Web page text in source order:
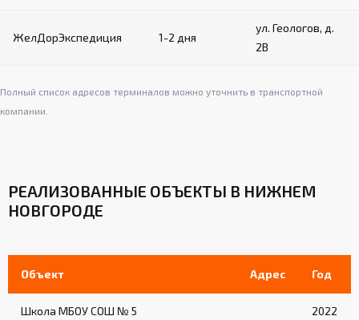
Крепление на канатах с помощью застежек
на ленте «велькро»
Талрепы для регулировки натяжения
ЖелДорЭкспедиция 1-2 дня
ул. Геологов, д.
2В
Полный список адресов терминалов можно уточнить в транспортной
компании.
РЕАЛИЗОВАННЫЕ ОБЪЕКТЫ В НИЖНЕМ
НОВГОРОДЕ
Объект Адрес Год
Школа МБОУ СОШ № 5 2022